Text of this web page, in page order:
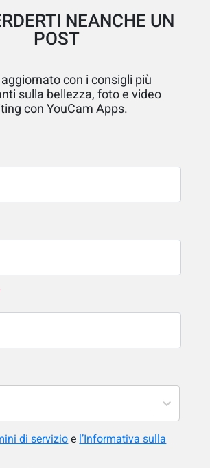
NEANCHE UN
POST
con i consigli più
sulla bellezza, foto e video
con YouCam Apps.
di servizio e l’Informativa sulla